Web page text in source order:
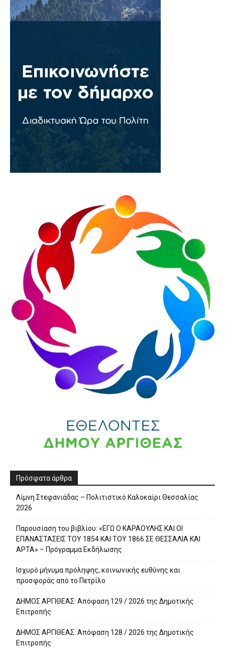
Πρόσφατα άρθρα
Λίμνη Στεφανιάδας – Πολιτιστικό Καλοκαίρι Θεσσαλίας
2026
Παρουσίαση του βιβλίου: «ΕΓΩ Ο ΚΑΡΑΟΥΛΗΣ ΚΑΙ ΟΙ
ΕΠΑΝΑΣΤΑΣΕΙΣ ΤΟΥ 1854 ΚΑΙ ΤΟΥ 1866 ΣΕ ΘΕΣΣΑΛΙΑ ΚΑΙ
ΑΡΤΑ» – Πρόγραμμα Εκδήλωσης
Ισχυρό μήνυμα πρόληψης, κοινωνικής ευθύνης και
προσφοράς από το Πετρίλο
ΔΗΜΟΣ ΑΡΓΙΘΕΑΣ: Απόφαση 129 / 2026 της Δημοτικής
Επιτροπής
ΔΗΜΟΣ ΑΡΓΙΘΕΑΣ: Απόφαση 128 / 2026 της Δημοτικής
Επιτροπής